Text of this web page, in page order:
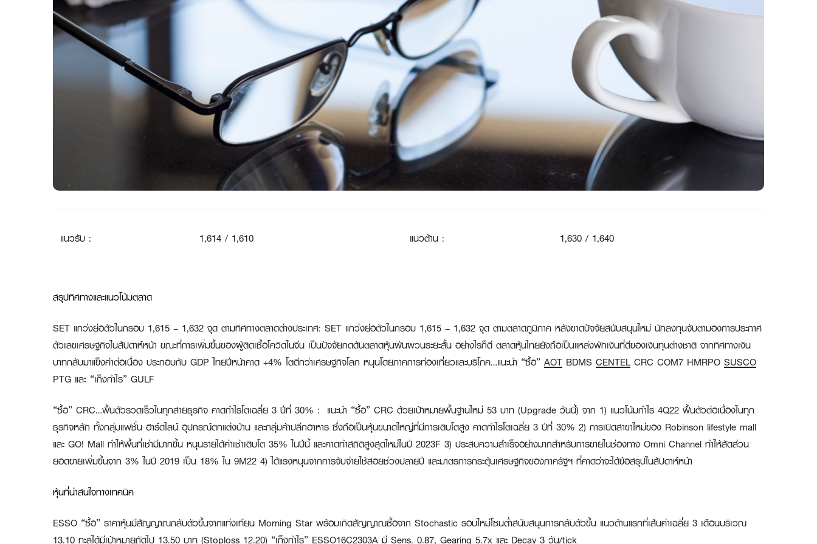
แนวรับ: 1,614 / 1,610 แนวต้าน : 1,630 / 1,640
สรุปทิศทางและแนวโน้มตลาด
SET แกว่งย่อตัวในกรอบ 1,615 – 1,632 จุด ตามทิศทางตลาดต่างประเทศ: SET แกว่งย่อตัวในกรอบ 1,615 – 1,632 จุด ตามตลาดภูมิภาค หลังขาดปัจจัยสนับสนุนใหม่ นักลงทุนจับตามองการประกาศ
ตัวเลขเศรษฐกิจในสัปดาห์หน้า ขณะที่การเพิ่มขึ้นของผู้ติดเชื้อโควิดในจีน เป็นปัจจัยกดดันตลาดหุ้นผันผวนระยะสั้น อย่างไรก็ดี ตลาดหุ้นไทยยังถือเป็นแหล่งพักเงินที่ดีของเงินทุนต่างชาติ จากทิศทางเงิน
บาทกลับมาแข็งค่าต่อเนื่อง ประกอบกับ GDP ไทยปีหน้าคาด +4% โตดีกว่าเศรษฐกิจโลก หนุนโดยภาคการท่องเที่ยวและบริโภค…แนะนำ “ซื้อ” AOT BDMS CENTELCRC COM7 HMRPO SUSCO
PTG และ “เก็งกำไร” GULF
“ซื้อ” CRC…ฟื้นตัวรวดเร็วในทุกสายธุรกิจ คาดกำไรโตเฉลี่ย 3 ปีที่ 30% : แนะนำ “ซื้อ” CRC ด้วยเป้าหมายพื้นฐานใหม่ 53 บาท (Upgrade วันนี้) จาก 1) แนวโน้มกำไร 4Q22 ฟื้นตัวต่อเนื่องในทุก
ธุรกิจหลัก ทั้งกลุ่มแฟชั่น ฮาร์ดไลน์ อุปกรณ์ตกแต่งบ้าน และกลุ่มค้าปลีกอาหาร ซึ่งถือเป็นหุ้นขนาดใหญ่ที่มีการเติบโตสูง คาดกำไรโตเฉลี่ย 3 ปีที่ 30% 2) การเปิดสาขาใหม่ของ Robinson lifestyle mall
และ GO! Mall ทำให้พื้นที่เช่ามีมากขึ้น หนุนรายได้ค่าเช่าเติบโต 35% ในปีนี้ และคาดทำสถิติสูงสุดใหม่ในปี 2023F 3) ประสบความสำเร็จอย่างมากสำหรับการขายในช่องทาง Omni Channel ทำให้สัดส่วน
ยอดขายเพิ่มขึ้นจาก 3% ในปี 2019 เป็น 18% ใน 9M22 4) ได้แรงหนุนจากการจับจ่ายใช้สอยช่วงปลายปี และมาตรการกระตุ้นเศรษฐกิจของภาครัฐฯ ที่คาดว่าจะได้ข้อสรุปในสัปดาห์หน้า
หุ้นที่น่าสนใจทางเทคนิค
ESSO “ซื้อ” ราคาหุ้นมีสัญญาณกลับตัวขึ้นจากแท่งเทียน Morning Star พร้อมเกิดสัญญาณซื้อจาก Stochastic รอบใหม่โซนต่ำสนับสนุนการกลับตัวขึ้น แนวต้านแรกที่เส้นค่าเฉลี่ย 3 เดือนบริเวณ
13.10 ทะลุได้มีเป้าหมายถัดไป 13.50 บาท (Stoploss 12.20) “เก็งกำไร” ESSO16C2303A มี Sens. 0.87, Gearing 5.7x และ Decay 3 วัน/tick